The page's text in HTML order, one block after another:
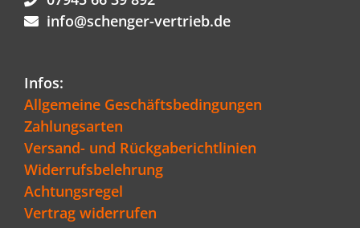
info@schenger-vertrieb.de
Infos:
Allgemeine Geschäftsbedingungen
Zahlungsarten
Versand- und Rückgaberichtlinien
Widerrufsbelehrung
Achtungsregel
Vertrag widerrufen